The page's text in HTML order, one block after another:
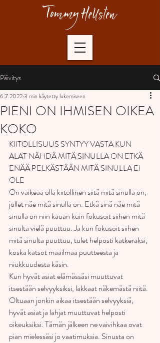
Päivitys
PIENI ON IHMISEN OIKEA
KOKO
6.7.20223 min käytetty lukemiseen
KIITOLLISUUS SYNTYY VASTA KUN
ALAT NÄHDÄ MITÄ SINULLA ON ETKÄ
ENÄÄ PELKÄSTÄÄN MITÄ SINULLA EI
OLE
On vaikeaa olla kiitollinen siitä mitä sinulla on,
jollet näe mitä sinulla on. Etkä sinä näe mitä
sinulla on niin kauan kuin fokusoit siihen mitä
sinulta vielä puuttuu. Ja kun fokusoit siihen
mitä sinulta puuttuu, tulet helposti katkeraksi,
koska katsot maailmaa puutteesta ja
niukkuudesta käsin.
Kun hyvät asiat elämässäsi muuttuvat
itsestään selvyyksiksi, lakkaat näkemästä niitä.
Oltuaan jonkin aikaa itsestään selvyyksiä,
hyvät asiat ja lahjat muuttuvat helposti
oikeuksiksi. Tämän jälkeen ne vaivihkaa ovat
pian mielessäsi jo vaatimuksia. Sinusta on